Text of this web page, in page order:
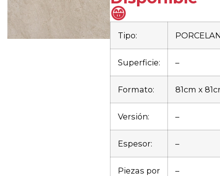
😁
Tipo:
Superficie: –
Formato: 81cm x
Versión: –
Espesor: –
Piezas por
–